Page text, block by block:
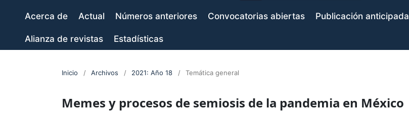
Acerca de Actual Números anteriores Convocatorias abiertas Publicación anticipada
Alianza de revistas Estadísticas
Inicio / Archivos / 2021: Año 18 / Temática general
Memes y procesos de semiosis de la pandemia en México